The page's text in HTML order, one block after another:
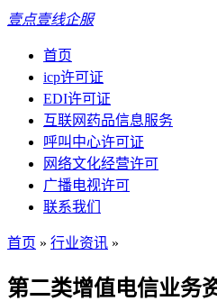
壹点壹线企服
首页
icp许可证
EDI许可证
互联网药品信息服务
呼叫中心许可证
网络文化经营许可
广播电视许可
联系我们
首页 » 行业资讯 »
第二类增值电信业务